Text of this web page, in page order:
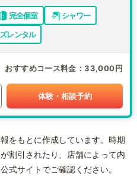
完全個室
シャワー
レンタル
おすすめコース料金 33,000円
体験・相談予約
をもとに作成しています。時期
割引されたり、店舗によって内
式サイトでご確認ください。